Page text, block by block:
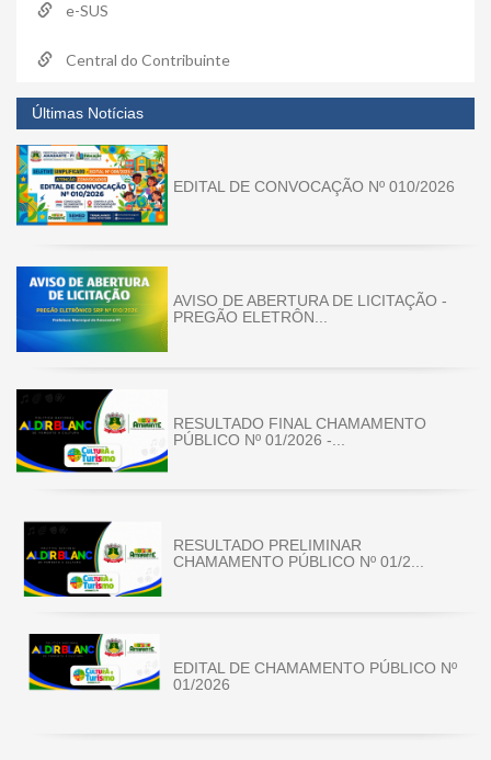
e-SUS
Central do Contribuinte
Últimas Notícias
EDITAL DE CONVOCAÇÃO Nº 010/2026
AVISO DE ABERTURA DE LICITAÇÃO -
PREGÃO ELETRÔN...
RESULTADO FINAL CHAMAMENTO
PÚBLICO Nº 01/2026 -...
RESULTADO PRELIMINAR
CHAMAMENTO PÚBLICO Nº 01/2...
EDITAL DE CHAMAMENTO PÚBLICO Nº
01/2026